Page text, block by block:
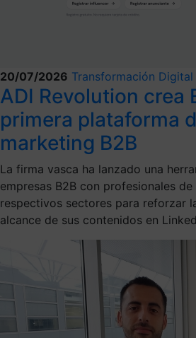
20/07/2026 Transformación Digital
ADI Revolution crea
primera plataforma
marketing B2B
La firma vasca ha lanzado una
empresas B2B con profesionales
respectivos sectores para reforzar
alcance de sus contenidos en